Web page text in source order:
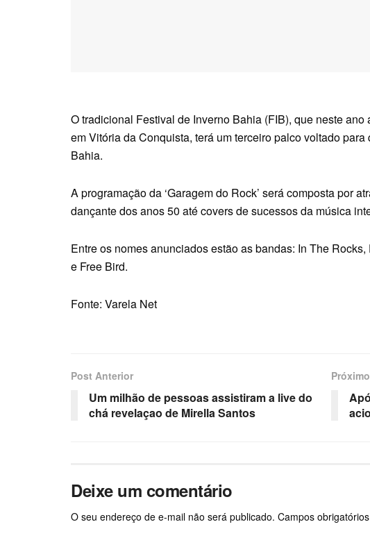
O tradicional Festival de Inverno Bahia (FIB), que neste
em Vitória da Conquista, terá um terceiro palco voltado
Bahia.
A programação da ‘Garagem do Rock’ será composta por
dançante dos anos 50 até covers de sucessos da música
Entre os nomes anunciados estão as bandas: In The
e Free Bird.
Fonte: Varela Net
Post Anterior
Um milhão de pessoas assistiram a live do
chá revelaçao de Mirella Santos
Deixe um comentário
O seu endereço de e-mail não será publicado. Campos